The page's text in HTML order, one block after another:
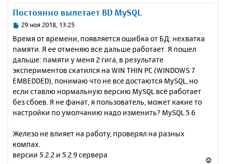
Постоянно вылетает BD MySQL
С
о
б
щ
е
н
е
29 ноя 2018, 13:25
Время от времени, появляется ошибка от БД: нехватка
памяти. Я ее отменяю все дальше работает. Я пошел
дальше: памяти у меня 2 гига, в результате
экспериментов скатился на WIN THIN PC (WINDOWS 7
EMBEDDED), понимаю что не все достаются MySQL, но
если ставлю нормальную версию MySQL всё работает
без сбоев. Я не фанат, я пользователь, может какие то
настройки по умолчанию надо изменить? MySQL 5.6
Железо не влияет на работу, проверял на разных
компах.
версии 5.2.2 и 5.2.9 сервера